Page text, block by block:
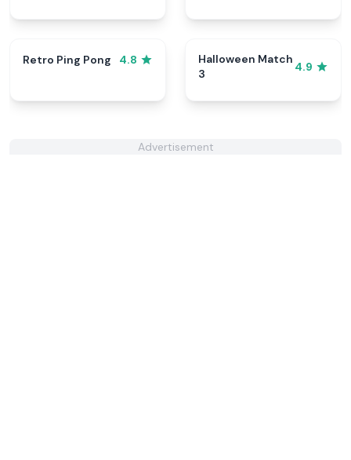
Retro Ping Pong 4.8
Halloween Match
3
4.9
Advertisement